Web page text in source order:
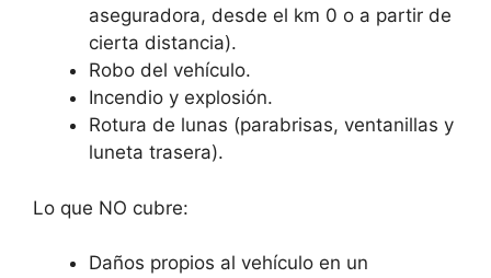
aseguradora, desde el km 0 o a partir de
cierta distancia).
Robo del vehículo.
Incendio y explosión.
Rotura de lunas (parabrisas, ventanillas y
luneta trasera).
Lo que NO cubre:
Daños propios al vehículo en un